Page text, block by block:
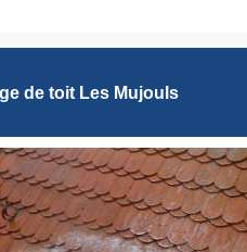
de toit Les Mujouls